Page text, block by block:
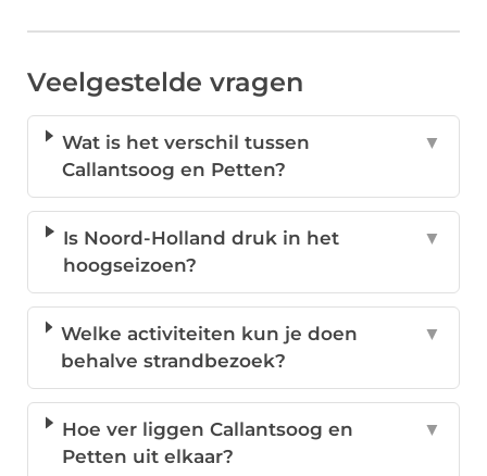
Veelgestelde vragen
Wat is het verschil tussen
Callantsoog en Petten?
▼
Is Noord-Holland druk in het
hoogseizoen?
▼
Welke activiteiten kun je doen
behalve strandbezoek?
▼
Hoe ver liggen Callantsoog en
Petten uit elkaar?
▼